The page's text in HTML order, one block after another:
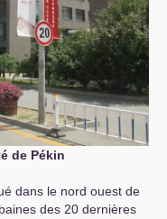
de Pékin
dans le nord ouest de
des 20 dernières